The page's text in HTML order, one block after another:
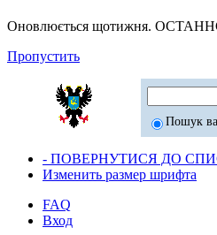
Оновлюється щотижня.
Пропустить
Пошук
- ПОВЕРНУТИСЯ ДО
Изменить размер шрифта
FAQ
Вход